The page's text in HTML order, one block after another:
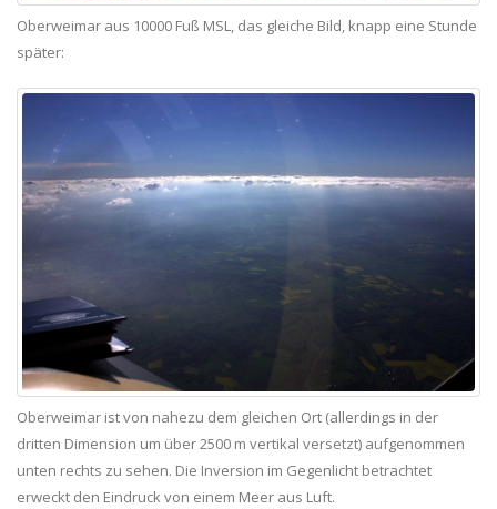
Oberweimar aus 10000 Fuß MSL, das gleiche Bild, knapp eine Stunde
später:
Oberweimar ist von nahezu dem gleichen Ort (allerdings in der
dritten Dimension um über 2500 m vertikal versetzt) aufgenommen
unten rechts zu sehen. Die Inversion im Gegenlicht betrachtet
erweckt den Eindruck von einem Meer aus Luft.